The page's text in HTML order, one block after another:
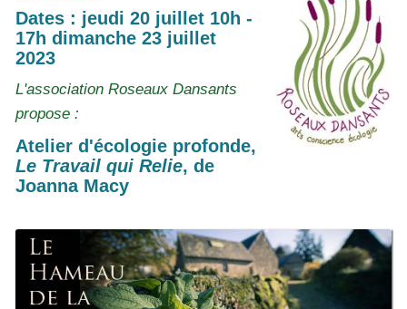
Dates : jeudi 20 juillet 10h -
17h dimanche 23 juillet
2023
L'association Roseaux Dansants
propose :
Atelier d'écologie profonde,
Le Travail qui Relie, de
Joanna Macy